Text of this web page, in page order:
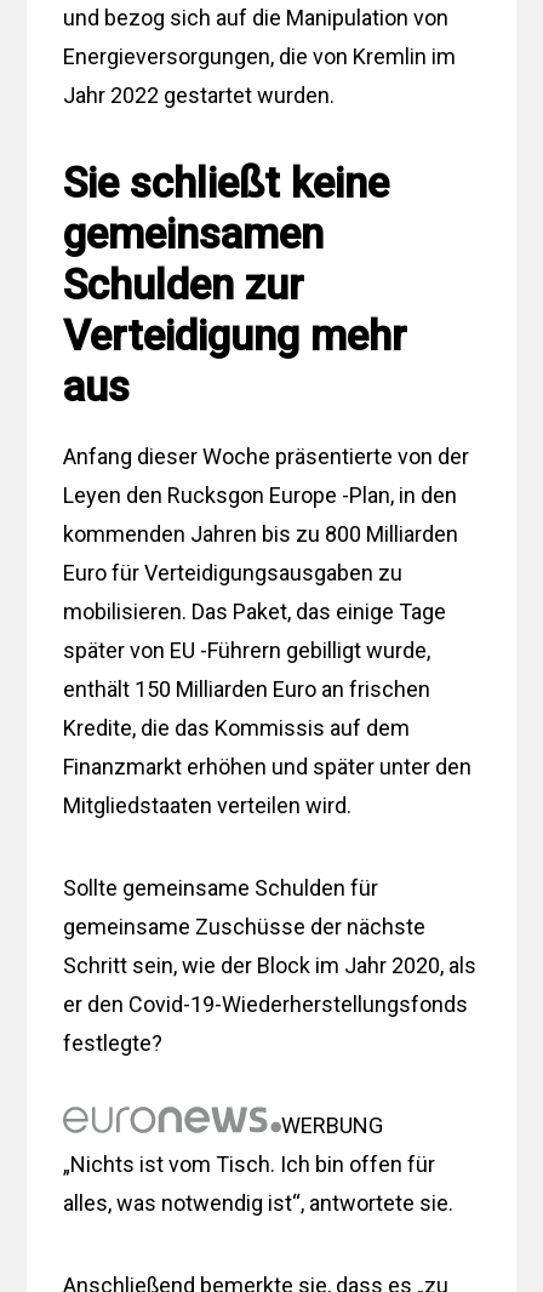
und bezog sich auf die Manipulation von
Energieversorgungen, die von Kremlin im
Jahr 2022 gestartet wurden.
Sie schließt keine
gemeinsamen
Schulden zur
Verteidigung mehr
aus
Anfang dieser Woche präsentierte von der
Leyen den Rucksgon Europe -Plan, in den
kommenden Jahren bis zu 800 Milliarden
Euro für Verteidigungsausgaben zu
mobilisieren. Das Paket, das einige Tage
später von EU -Führern gebilligt wurde,
enthält 150 Milliarden Euro an frischen
Kredite, die das Kommissis auf dem
Finanzmarkt erhöhen und später unter den
Mitgliedstaaten verteilen wird.
Sollte gemeinsame Schulden für
gemeinsame Zuschüsse der nächste
Schritt sein, wie der Block im Jahr 2020, als
er den Covid-19-Wiederherstellungsfonds
festlegte?
WERBUNG
„Nichts ist vom Tisch. Ich bin offen für
alles, was notwendig ist“, antwortete sie.
Anschließend bemerkte sie, dass es „zu